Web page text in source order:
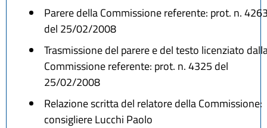
Parere della Commissione referente: prot. n.
del 25/02/2008
Trasmissione del parere e del testo licenziato
Commissione referente: prot. n. 4325 del
25/02/2008
Relazione scritta del relatore della Commissione:
consigliere Lucchi Paolo